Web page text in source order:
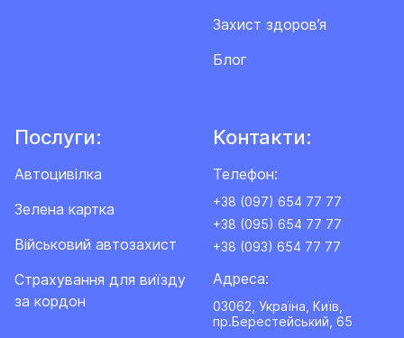
Захист здоров’я
Блог
Послуги:
Автоцивілка
Зелена картка
Військовий автозахист
Cтрахування для виїзду
за кордон
Контакти:
Телефон:
+38 (097) 654 77 77
+38 (095) 654 77 77
+38 (093) 654 77 77
Адреса:
03062, Україна, Київ,
пр.Берестейський, 65